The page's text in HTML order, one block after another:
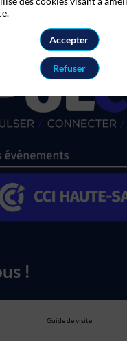
!
Guide de visite
Accepter
Refuser